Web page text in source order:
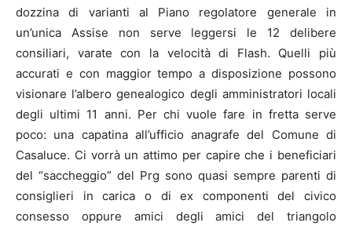
dozzina di varianti al Piano regolatore generale in
un’unica Assise non serve leggersi le 12 delibere
consiliari, varate con la velocità di Flash. Quelli più
accurati e con maggior tempo a disposizione possono
visionare l’albero genealogico degli amministratori locali
degli ultimi 11 anni. Per chi vuole fare in fretta serve
poco: una capatina all’ufficio anagrafe del Comune di
Casaluce. Ci vorrà un attimo per capire che i beneficiari
del “saccheggio” del Prg sono quasi sempre parenti di
consiglieri in carica o di ex componenti del civico
consesso oppure amici degli amici del triangolo